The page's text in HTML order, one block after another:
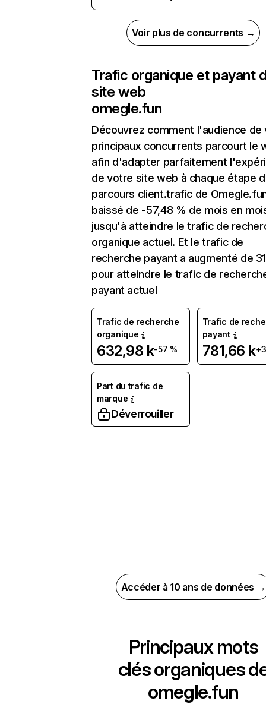
Voir plus de concurrents →
Trafic organique et payant
site web
omegle.fun
Découvrez comment l'audience de
principaux concurrents parcourt le
afin d'adapter parfaitement
de votre site web à chaque étape
parcours client.trafic de
baissé de -57,48 % de mois en
jusqu'à atteindre le trafic de
organique actuel. Et le trafic de
recherche payant a augmenté de
pour atteindre le trafic de
payant actuel
Trafic de recherche
organique
632,98 k-57 %
Trafic de
payant
781,66 k
Part du trafic de
marque
Déverrouiller
Accéder à 10 ans de données →
Principaux mots
clés organiques
omegle.fun